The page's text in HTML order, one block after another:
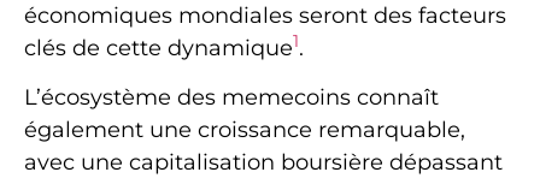
économiques mondiales seront des facteurs
clés de cette dynamique1.
L’écosystème des memecoins connaît
également une croissance remarquable,
avec une capitalisation boursière dépassant